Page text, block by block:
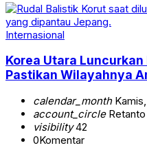
Internasional
Korea Utara
Pastikan Wilayahnya
calendar_month
account_circleRetanto
visibility42
0Komentar